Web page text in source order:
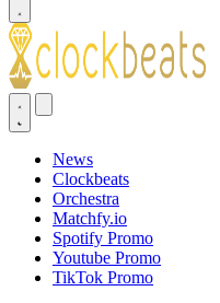
News
Clockbeats
Orchestra
Matchfy.io
Spotify Promo
Youtube Promo
TikTok Promo